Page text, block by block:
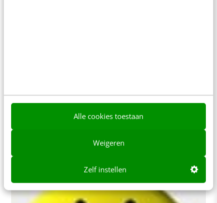
Alle cookies toestaan
Weigeren
Zelf instellen
Geluk, wat is dat eigenlijk? Vrijheid krijgen van je
werkgever zoals Google doet? Daar schijnen
medewerkers gelukkig van te worden. Of een…
13 jaar geleden